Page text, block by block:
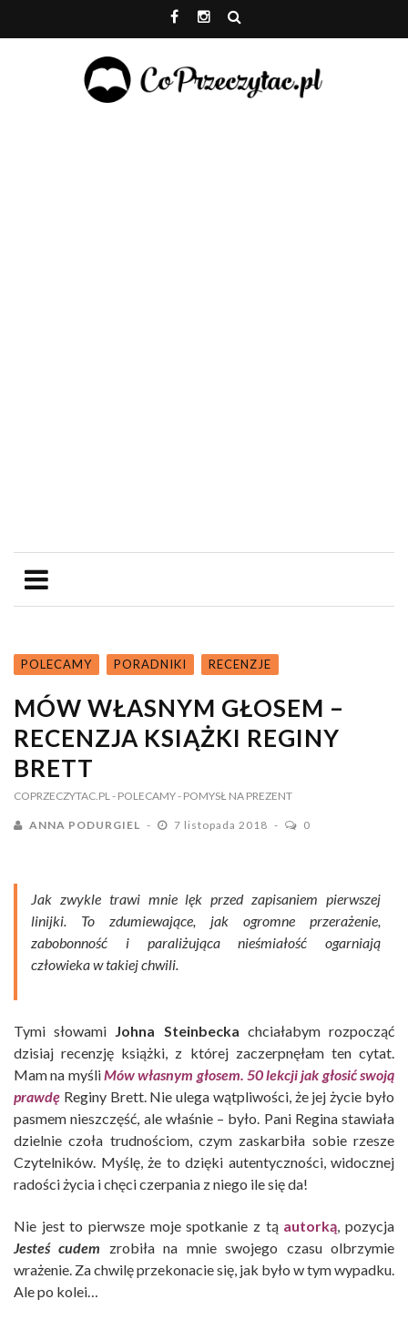
POLECAMY PORADNIKI RECENZJE
MÓW WŁASNYM GŁOSEM –
RECENZJA KSIĄŻKI REGINY
BRETT
COPRZECZYTAC.PL - POLECAMY- POMYSŁ NA PREZENT
ANNA PODURGIEL 7 listopada 2018 0
Jak zwykle trawi mnie lęk przed zapisaniem pierwszej
linijki. To zdumiewające, jak ogromne przerażenie,
zabobonność i paraliżująca nieśmiałość ogarniają
człowieka w takiej chwili.
Tymi słowami Johna Steinbecka chciałabym rozpocząć
dzisiaj recenzję książki, z której zaczerpnęłam ten cytat.
Mam na myśliMów własnym głosem. 50 lekcji jak głosić swoją
prawdę Reginy Brett. Nie ulega wątpliwości, że jej życie było
pasmem nieszczęść, ale właśnie – było. Pani Regina stawiała
dzielnie czoła trudnościom, czym zaskarbiła sobie rzesze
Czytelników. Myślę, że to dzięki autentyczności, widocznej
radości życia i chęci czerpania z niego ile się da!
Nie jest to pierwsze moje spotkanie z tą autorką, pozycja
Jesteś cudem zrobiła na mnie swojego czasu olbrzymie
wrażenie. Za chwilę przekonacie się, jak było w tym wypadku.
Ale po kolei…